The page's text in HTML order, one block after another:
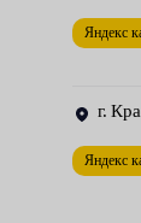
навыками.
Яндекс
г.
Яндекс